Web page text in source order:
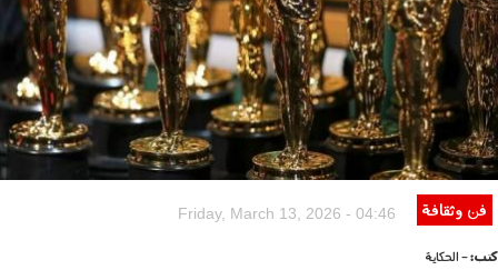
فن وثقافة Friday, March 13, 2026 - 04:46
كتب:- الحكاية